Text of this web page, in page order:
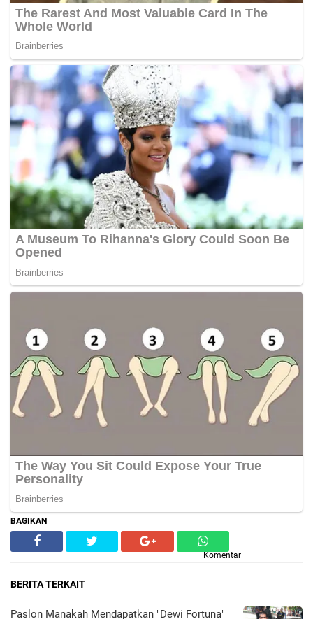
BAGIKAN
Komentar
BERITA TERKAIT
Paslon Manakah Mendapatkan "Dewi Fortuna"